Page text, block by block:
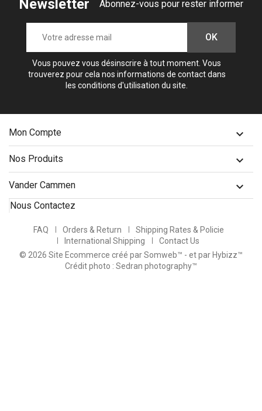
Newsletter Abonnez-vous pour rester informer
Vous pouvez vous désinscrire à tout moment. Vous
trouverez pour cela nos informations de contact dans
les conditions d'utilisation du site.
Mon Compte 
Nos Produits 
Vander Cammen 
Nous Contactez
FAQ Orders & Return
Shipping Rates & Policie
International Shipping
Contact Us
© 2026 Site Ecommerce créé par Somweb™ - et par Hybizz™
Crédit photo : Sedran photography™